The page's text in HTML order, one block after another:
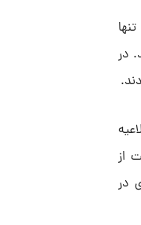
در
از
در